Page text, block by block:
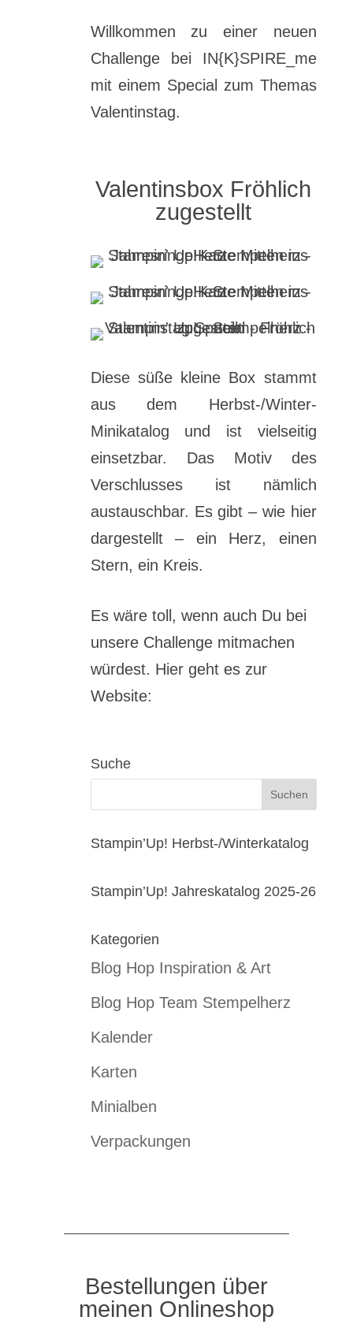
Willkommen zu einer neuen
Challenge bei IN{K}SPIRE_me
mit einem Special zum Themas
Valentinstag.
Valentinsbox Fröhlich
zugestellt
Diese süße kleine Box stammt
aus dem Herbst-/Winter-
Minikatalog und ist vielseitig
einsetzbar. Das Motiv des
Verschlusses ist nämlich
austauschbar. Es gibt – wie hier
dargestellt – ein Herz, einen
Stern, ein Kreis.
Es wäre toll, wenn auch Du bei
unsere Challenge mitmachen
würdest. Hier geht es zur
Website:
Suche
Stampin’Up! Herbst-/Winterkatalog
Stampin’Up! Jahreskatalog 2025-26
Kategorien
Blog Hop Inspiration & Art
Blog Hop Team Stempelherz
Kalender
Karten
Minialben
Verpackungen
Bestellungen über
meinen Onlineshop